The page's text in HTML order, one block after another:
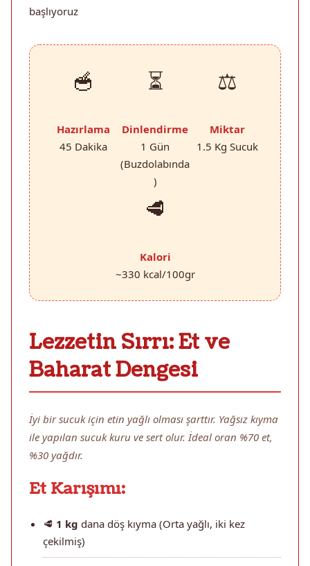
başlıyoruz
🥣
Hazırlama
45 Dakika
⏳
Dinlendirme
1 Gün
(Buzdolabında
)
⚖️
Miktar
1.5 Kg Sucuk
🥩
Kalori
~330 kcal/100gr
Lezzetin Sırrı: Et ve
Baharat Dengesi
İyi bir sucuk için etin yağlı olması şarttır. Yağsız kıyma
ile yapılan sucuk kuru ve sert olur. İdeal oran %70 et,
%30 yağdır.
Et Karışımı:
🥩 1 kg dana döş kıyma (Orta yağlı, iki kez
çekilmiş)